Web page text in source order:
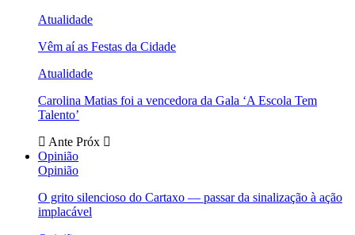
Atualidade
Vêm aí as Festas da Cidade
Atualidade
Carolina Matias foi a vencedora da Gala ‘A Escola Tem
Talento’
Ante Próx
Opinião
Opinião
O grito silencioso do Cartaxo — passar da sinalização à ação
implacável